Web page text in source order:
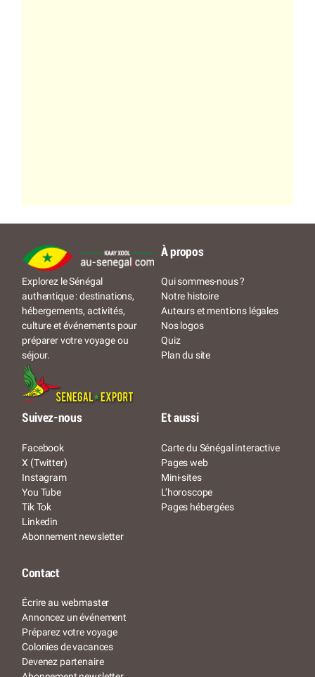
Explorez le Sénégal
authentique : destinations,
hébergements, activités,
culture et événements pour
préparer votre voyage ou
séjour.
À propos
Qui sommes-nous ?
Notre histoire
Auteurs et mentions légales
Nos logos
Quiz
Plan du site
Suivez-nous
Facebook
X (Twitter)
Instagram
You Tube
Tik Tok
Linkedin
Abonnement newsletter
Et aussi
Carte du Sénégal interactive
Pages web
Mini-sites
L’horoscope
Pages hébergées
Contact
Écrire au webmaster
Annoncez un événement
Préparez votre voyage
Colonies de vacances
Devenez partenaire